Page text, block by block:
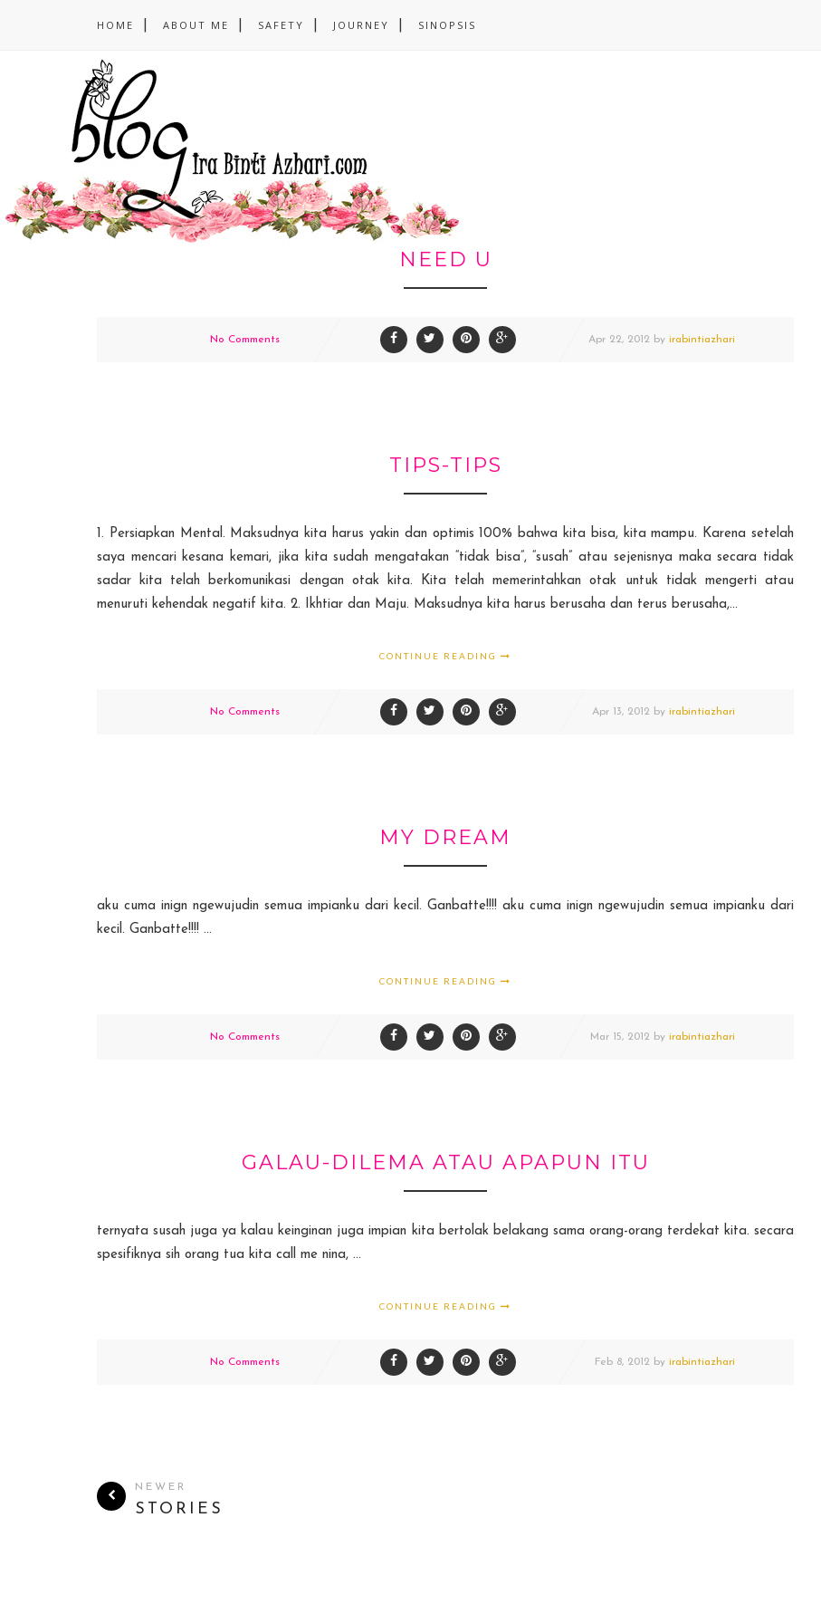
HOME ABOUT ME SAFETY JOURNEY SINOPSIS
NEED U
No Comments Apr 22, 2012 by irabintiazhari
TIPS-TIPS
1. Persiapkan Mental. Maksudnya kita harus yakin dan optimis 100% bahwa kita bisa, kita mampu. Karena setelah
saya mencari kesana kemari, jika kita sudah mengatakan “tidak bisa”, “susah” atau sejenisnya maka secara tidak
sadar kita telah berkomunikasi dengan otak kita. Kita telah memerintahkan otak untuk tidak mengerti atau
menuruti kehendak negatif kita. 2. Ikhtiar dan Maju. Maksudnya kita harus berusaha dan terus berusaha,...
CONTINUE READING
No Comments Apr 13, 2012 by irabintiazhari
MY DREAM
aku cuma inign ngewujudin semua impianku dari kecil. Ganbatte!!!! aku cuma inign ngewujudin semua impianku dari
kecil. Ganbatte!!!! ...
CONTINUE READING
No Comments Mar 15, 2012 by irabintiazhari
GALAU-DILEMA ATAU APAPUN ITU
ternyata susah juga ya kalau keinginan juga impian kita bertolak belakang sama orang-orang terdekat kita. secara
spesifiknya sih orang tua kita call me nina, ...
CONTINUE READING
No Comments Feb 8, 2012 by irabintiazhari
NEWER
STORIES